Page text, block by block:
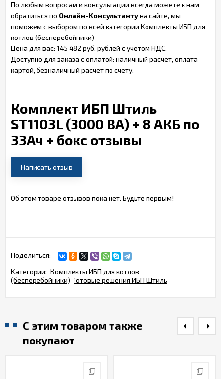
По любым вопросам и консультации всегда можете к нам
обратиться по Онлайн-Консультантуна сайте, мы
поможем с выбором по всей категории Комплекты ИБП для
котлов (бесперебойники)
Цена для вас: 145 482 руб. рублей с учетом НДС.
Доступно для заказа с оплатой: наличный расчет, оплата
картой, безналичный расчет по счету.
Комплект ИБП Штиль
ST1103L (3000 ВА) + 8 АКБ по
33Ач + бокс отзывы
Написать отзыв
Об этом товаре отзывов пока нет. Будьте первым!
Поделиться:
Категории: Комплекты ИБП для котлов
(бесперебойники) Готовые решения ИБП Штиль
С этим товаром также
покупают